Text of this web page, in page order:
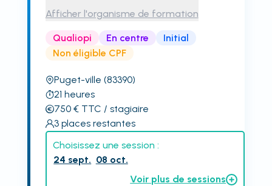
Afficher l'organisme de formation
Qualiopi En centre
Initial
Non éligible CPF
Puget-ville (83390)
21 heures
750€ TTC / stagiaire
3 places restantes
Choisissez une session :
24 sept. 08 oct.
Voir plus de sessions